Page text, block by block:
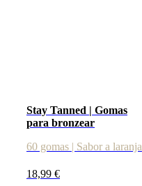
Stay Tanned | Gomas
para bronzear
60 gomas | Sabor a laranja
18,99 €